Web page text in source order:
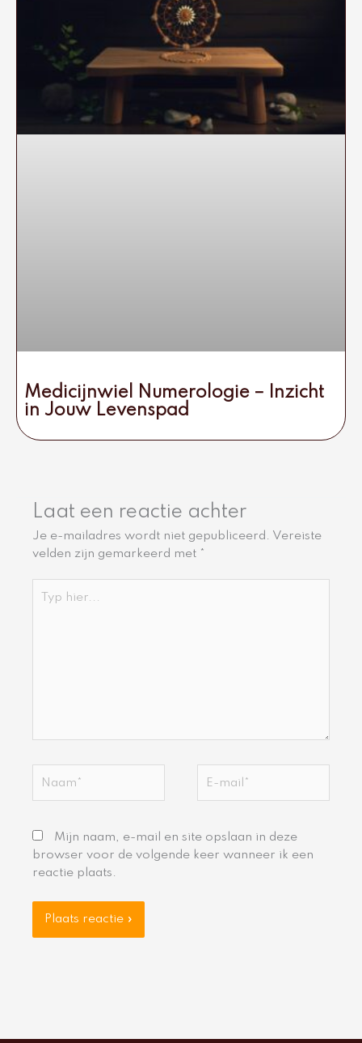
Medicijnwiel Numerologie – Inzicht
in Jouw Levenspad
Laat een reactie achter
Je e-mailadres wordt niet gepubliceerd. Vereiste
velden zijn gemarkeerd met *
hier...
mail*
Mijn naam, e-mail en site opslaan in deze
browser voor de volgende keer wanneer ik een
reactie plaats.